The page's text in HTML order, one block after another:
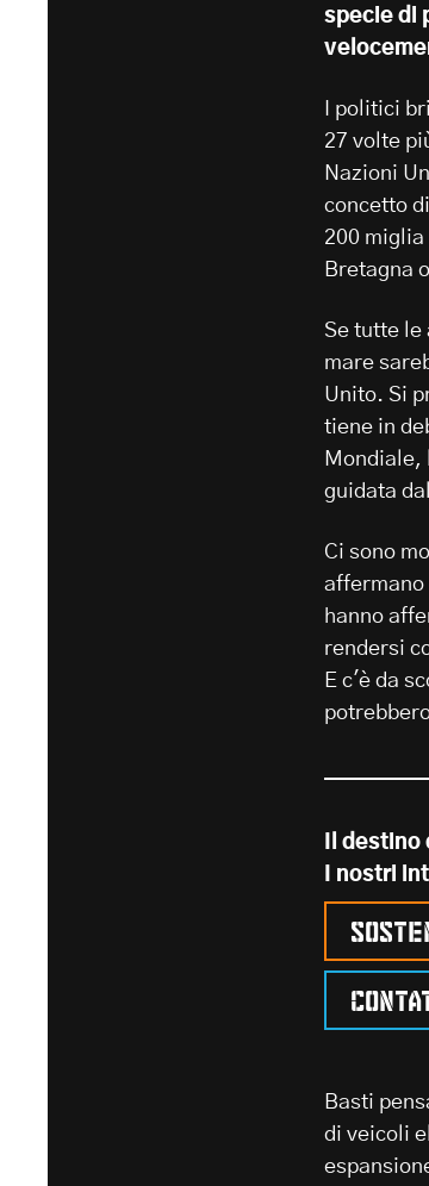
specie di
I politici
27 volte
Nazioni
concetto
200
Bretagna
Se tutte le
mare
Unito. Si
tiene in
Mondiale,
guidata
Ci sono
hanno
rendersi
E c'è da
Il
I nostri
Basti
di veicoli